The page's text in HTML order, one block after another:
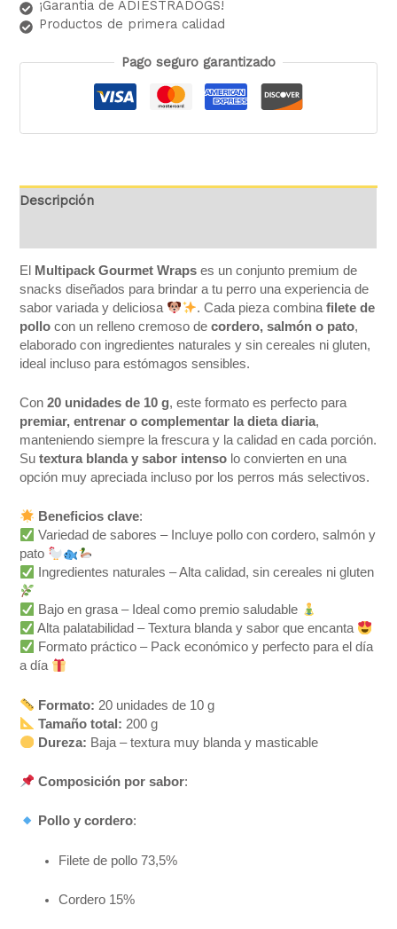
¡Garantia de ADIESTRADOGS!
Productos de primera calidad
Pago seguro garantizado
Descripción
El Multipack Gourmet Wraps es un conjunto premium de
snacks diseñados para brindar a tu perro una experiencia de
sabor variada y deliciosa
. Cada pieza combina filete de
pollo con un relleno cremoso decordero, salmón o pato,
elaborado con ingredientes naturales y sin cereales ni gluten,
ideal incluso para estómagos sensibles.
Con20 unidades de 10 g, este formato es perfecto para
premiar, entrenar o complementar la dieta diaria,
manteniendo siempre la frescura y la calidad en cada porción.
Sutextura blanda y sabor intenso lo convierten en una
opción muy apreciada incluso por los perros más selectivos.
Beneficios clave:
Variedad de sabores – Incluye pollo con cordero, salmón y
pato
Ingredientes naturales – Alta calidad, sin cereales ni gluten
Bajo en grasa – Ideal como premio saludable
Alta palatabilidad – Textura blanda y sabor que encanta
Formato práctico – Pack económico y perfecto para el día
a día
Formato: 20 unidades de 10 g
Tamaño total: 200 g
Dureza: Baja – textura muy blanda y masticable
Composición por sabor:
Pollo y cordero:
Filete de pollo 73,5%
Cordero 15%